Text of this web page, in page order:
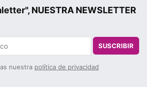
NUESTRA NEWSLETTER
SUSCRIBIR
nuestra política de privacidad